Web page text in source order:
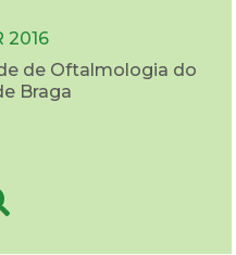
2016
de Oftalmologia do
Braga